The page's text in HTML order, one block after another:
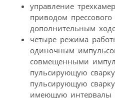
управление
приводом
дополнительным
четыре режима
одиночным
совмещенными
пульсирующую
пульсирующую
имеющую интервалы